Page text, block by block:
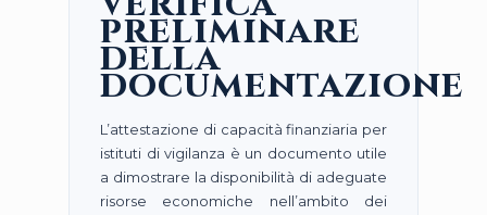
preliminare
della
documentazione
L’attestazione di capacità finanziaria per
istituti di vigilanza è un documento utile
a dimostrare la disponibilità di adeguate
risorse economiche nell’ambito dei